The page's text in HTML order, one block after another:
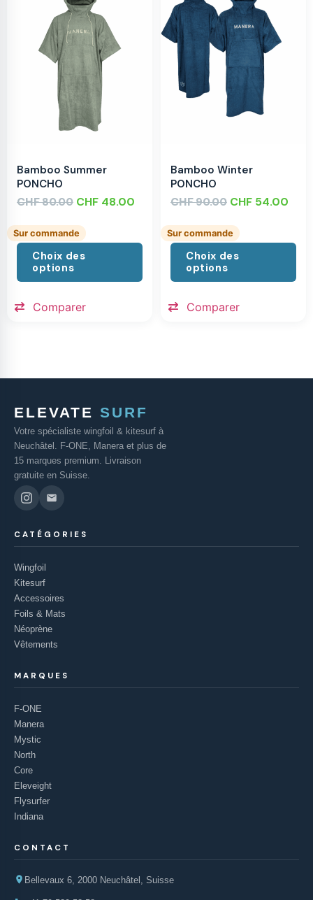
Bamboo Summer
PONCHO
CHF80.00 CHF 48.00
Sur commande
Choix des
options
Comparer
Bamboo Winter
PONCHO
CHF90.00 CHF 54.00
Sur commande
Choix des
options
Comparer
ELEVATE SURF
Votre spécialiste wingfoil & kitesurf à
Neuchâtel. F-ONE, Manera et plus de
15 marques premium. Livraison
gratuite en Suisse.
CATÉGORIES
Wingfoil
Kitesurf
Accessoires
Foils & Mats
Néoprène
Vêtements
MARQUES
F-ONE
Manera
Mystic
North
Core
Eleveight
Flysurfer
Indiana
CONTACT
Bellevaux 6, 2000 Neuchâtel, Suisse